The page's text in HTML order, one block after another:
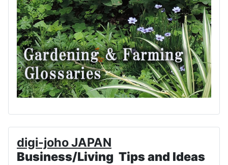
digi-joho JAPAN
Business/Living Tips and Ideas